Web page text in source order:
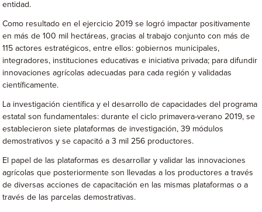
entidad.
Como resultado en el ejercicio 2019 se logró impactar positivamente
en más de 100 mil hectáreas, gracias al trabajo conjunto con más de
115 actores estratégicos, entre ellos: gobiernos municipales,
integradores, instituciones educativas e iniciativa privada; para difundir
innovaciones agrícolas adecuadas para cada región y validadas
científicamente.
La investigación científica y el desarrollo de capacidades del programa
estatal son fundamentales: durante el ciclo primavera-verano 2019, se
establecieron siete plataformas de investigación, 39 módulos
demostrativos y se capacitó a 3 mil 256 productores.
El papel de las plataformas es desarrollar y validar las innovaciones
agrícolas que posteriormente son llevadas a los productores a través
de diversas acciones de capacitación en las mismas plataformas o a
través de las parcelas demostrativas.